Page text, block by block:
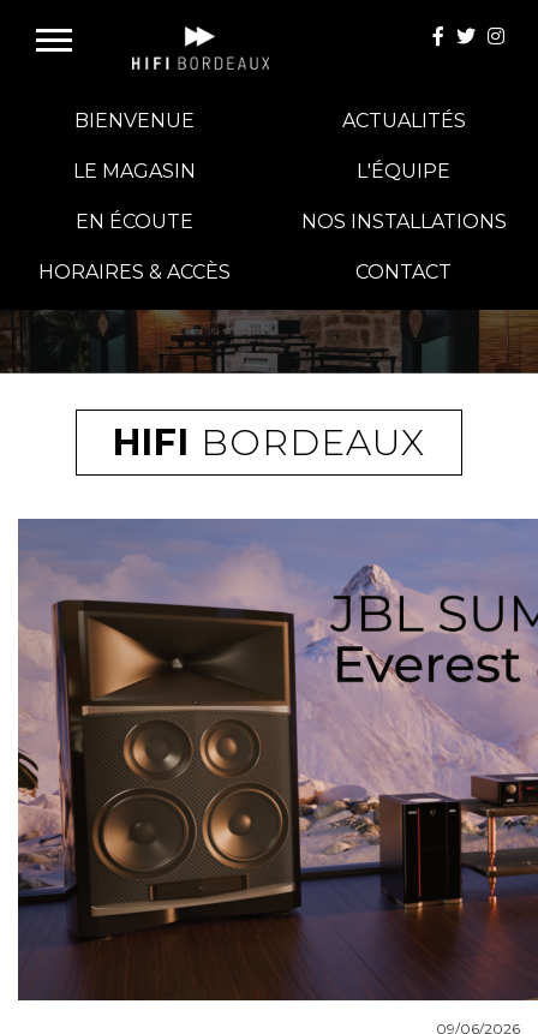
E-BOUTIQUE
HIFI GROUP
COUPS DE COEUR
DOSSIERS
NOUS CONTACTER
BIENVENUE ACTUALITÉS
LE MAGASIN L'ÉQUIPE
EN ÉCOUTE NOS INSTALLATIONS
HORAIRES & ACCÈS CONTACT
HIFI BORDEAUX
09/06/2026